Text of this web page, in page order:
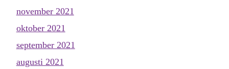
november 2021
oktober 2021
september 2021
augusti 2021